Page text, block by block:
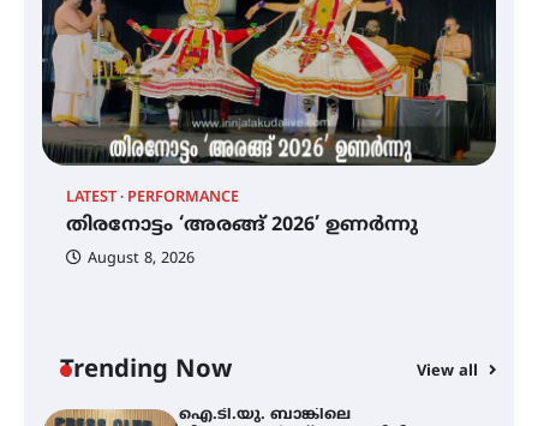
LATEST PERFORMANCE
തിരനോട്ടം ‘അരങ്ങ് 2026’ ഉണർന്നു
August 8, 2026
Trending Now View all
ട്യുണീഷ്യൻ ചിത്രം ” ദി വോയിസ്
ഓഫ് ഹിന്ദ് റജബ് ” ഇരിങ്ങാലക്കുട
ഫിലിം സൊസൈറ്റി ആഗസ്റ്റ് 7
വെള്ളിയാഴ്ച സ്‌ക്രീൻ ചെയ്യുന്നു
തിരനോട്ടം ‘അരങ്ങ് 2026’ ഉണർന്നു
സർക്കാരുകൾ അടിയന്തരമായി
നിക്ഷേപക സംരക്ഷണ സമിതി